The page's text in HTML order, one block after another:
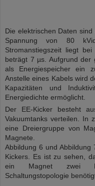
Die elektrischen Daten
Spannung von 80
kV
Stromanstiegszeit liegt
beträgt 7 µs. Aufgrund der
als Energiespeicher ein
Anstelle eines Kabels wird
Kapazitäten und
Energiedichte ermöglicht.
Der EE-Kicker besteht
Vakuumtanks verteilen. In
eine Dreiergruppe von
Magnete.
Abbildung 6 und Abbildung
Kickers. Es ist zu sehen,
ein Magnet zwei
Schaltungstopologie